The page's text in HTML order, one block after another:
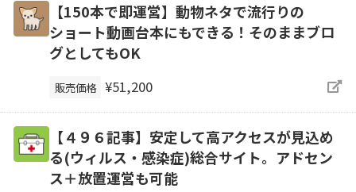
【150本で即運営】動物ネタで流行りの
ショート動画台本にもできる！そのままブロ
グとしてもOK
販売価格 ¥51,200
【４９６記事】安定して高アクセスが見込め
る(ウィルス・感染症)総合サイト。アドセン
ス＋放置運営も可能